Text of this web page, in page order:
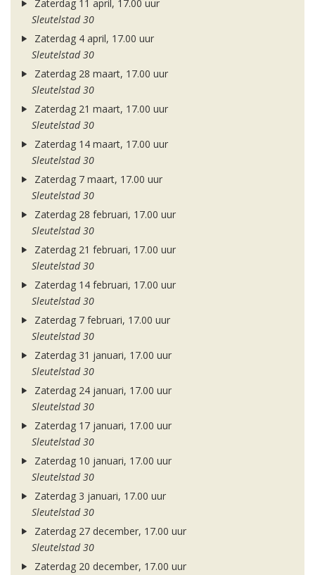
Zaterdag 11 april, 17.00 uur
Sleutelstad 30
Zaterdag 4 april, 17.00 uur
Sleutelstad 30
Zaterdag 28 maart, 17.00 uur
Sleutelstad 30
Zaterdag 21 maart, 17.00 uur
Sleutelstad 30
Zaterdag 14 maart, 17.00 uur
Sleutelstad 30
Zaterdag 7 maart, 17.00 uur
Sleutelstad 30
Zaterdag 28 februari, 17.00 uur
Sleutelstad 30
Zaterdag 21 februari, 17.00 uur
Sleutelstad 30
Zaterdag 14 februari, 17.00 uur
Sleutelstad 30
Zaterdag 7 februari, 17.00 uur
Sleutelstad 30
Zaterdag 31 januari, 17.00 uur
Sleutelstad 30
Zaterdag 24 januari, 17.00 uur
Sleutelstad 30
Zaterdag 17 januari, 17.00 uur
Sleutelstad 30
Zaterdag 10 januari, 17.00 uur
Sleutelstad 30
Zaterdag 3 januari, 17.00 uur
Sleutelstad 30
Zaterdag 27 december, 17.00 uur
Sleutelstad 30
Zaterdag 20 december, 17.00 uur